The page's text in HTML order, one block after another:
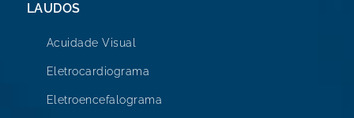
LAUDOS
Acuidade Visual
Eletrocardiograma
Eletroencefalograma